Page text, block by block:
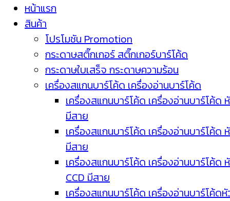
หน้าแรก
สินค้า
โปรโมชัน Promotion
กระดาษสติ๊กเกอร์ สติ๊กเกอร์บาร์โค้ด
กระดาษใบเสร็จ กระดาษความร้อน
เครื่องสแกนบาร์โค้ด เครื่องอ่านบาร์โค้ด
เครื่องสแกนบาร์โค้ด เครื่องอ่านบาร์โค้ด
มีสาย
เครื่องสแกนบาร์โค้ด เครื่องอ่านบาร์โค้ด
มีสาย
เครื่องสแกนบาร์โค้ด เครื่องอ่านบาร์โค้ด
CCD มีสาย
เครื่องสแกนบาร์โค้ด เครื่องอ่านบาร์โค้ด